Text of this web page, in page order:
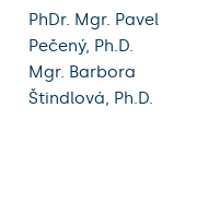
PhDr. Mgr. Pavel
Pečený, Ph.D.
Mgr. Barbora
Štindlová, Ph.D.